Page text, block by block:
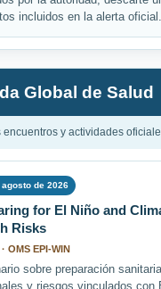
incluidos en la alerta oficial.
Global de Salud
encuentros y actividades
agosto de 2026
for El Niño and
Risks
OMS EPI-WIN
sobre preparación
y riesgos vinculados con